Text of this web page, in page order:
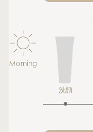
Morning
洗顔